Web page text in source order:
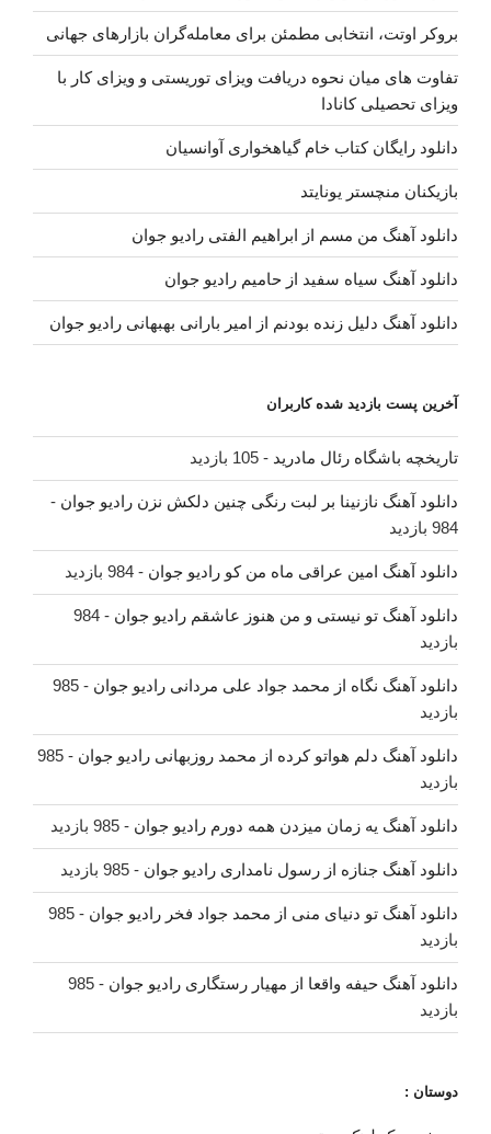
بروکر اوتت، انتخابی مطمئن برای معامله‌گران بازارهای جهانی
تفاوت های میان نحوه دریافت ویزای توریستی و ویزای کار با
ویزای تحصیلی کانادا
دانلود رایگان کتاب خام گیاهخواری آوانسیان
بازیکنان منچستر یونایتد
دانلود آهنگ من مسم از ابراهیم الفتی رادیو جوان
دانلود آهنگ سیاه سفید از حامیم رادیو جوان
دانلود آهنگ دلیل زنده بودنم از امیر بارانی بهبهانی رادیو جوان
آخرین پست بازدید شده کاربران
تاریخچه باشگاه رئال مادرید - 105 بازدید
دانلود آهنگ نازنینا بر لبت رنگی چنین دلکش نزن رادیو جوان -
984 بازدید
دانلود آهنگ امین عراقی ماه من کو رادیو جوان - 984 بازدید
دانلود آهنگ تو نیستی و من هنوز عاشقم رادیو جوان
- 984
بازدید
دانلود آهنگ نگاه از محمد جواد علی مردانی رادیو جوان
- 985
بازدید
دانلود آهنگ دلم هواتو کرده از محمد روزبهانی رادیو جوان
- 985
بازدید
دانلود آهنگ یه زمان میزدن همه دورم رادیو جوان - 985 بازدید
دانلود آهنگ جنازه از رسول نامداری رادیو جوان - 985 بازدید
دانلود آهنگ تو دنیای منی از محمد جواد فخر رادیو جوان
- 985
بازدید
دانلود آهنگ حیفه واقعا از مهیار رستگاری رادیو جوان
- 985
بازدید
دوستان :